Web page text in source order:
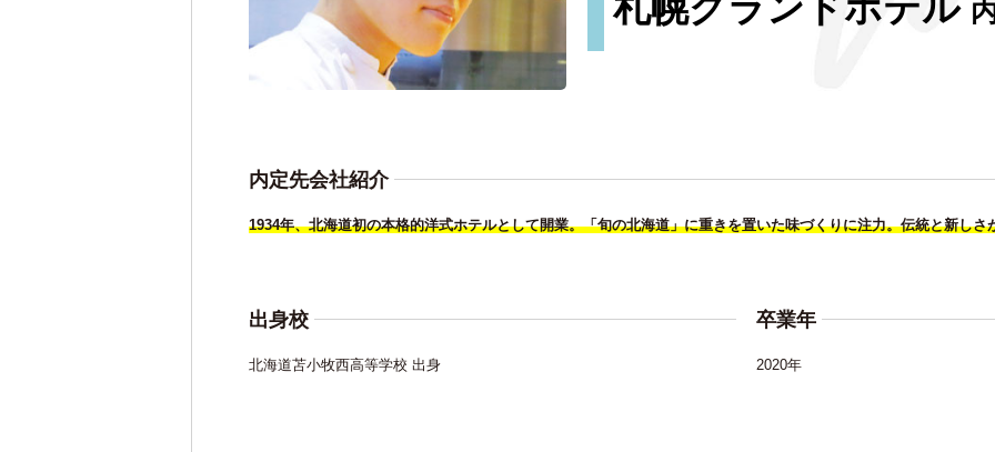
調理師科 カフェ・スイーツ専科 3年間の学び
札幌グランドホテル
内定先会社紹介
1934年、北海道初の本格的洋式ホテルとして開業。「旬の北海道」に重きを置いた味づくりに注力。伝統と新しさ
出身校
北海道苫小牧西高等学校 出身
卒業年
2020年